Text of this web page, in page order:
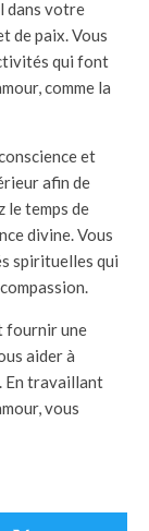
dans votre
de paix. Vous
qui font
comme la
et
afin de
le temps de
divine. Vous
spirituelles qui
fournir une
aider à
En travaillant
vous